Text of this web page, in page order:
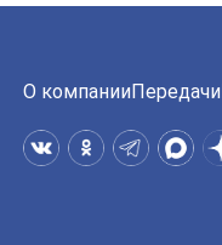
О компанииПередачи